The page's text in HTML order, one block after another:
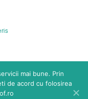
mai bune. Prin
de acord cu folosirea